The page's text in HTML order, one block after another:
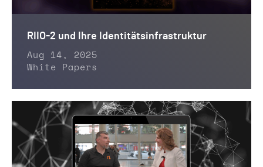
RIIO-2 und Ihre Identitätsinfrastruktur
Aug 14, 2025
White Papers